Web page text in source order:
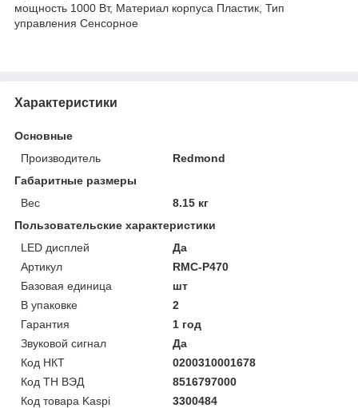
мощность 1000 Вт, Материал корпуса Пластик, Тип
управления Сенсорное
Характеристики
Основные
Производитель
Redmond
Габаритные размеры
Вес
8.15 кг
Пользовательские характеристики
LED дисплей
Да
Артикул
RMC-P470
Базовая единица
шт
В упаковке
2
Гарантия
1 год
Звуковой сигнал
Да
Код НКТ
0200310001678
Код ТН ВЭД
8516797000
Код товара Kaspi
3300484